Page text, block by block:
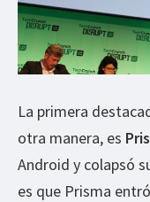
La primera
otra manera, es
Android y colapsó
es que Prisma